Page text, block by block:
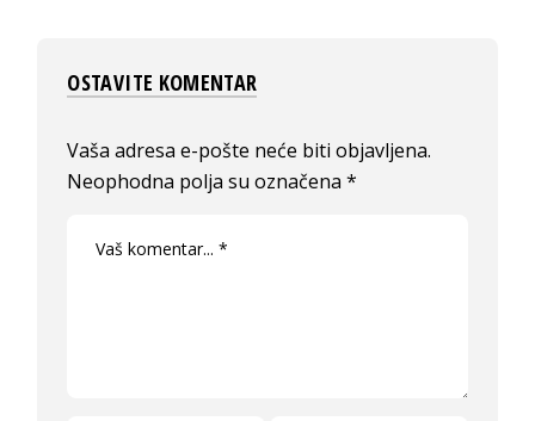
OSTAVITE KOMENTAR
Vaša adresa e-pošte neće biti objavljena.
Neophodna polja su označena*